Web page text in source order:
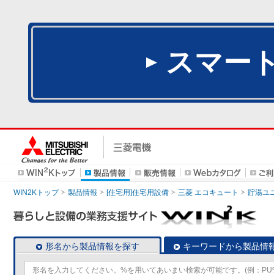
スマー
WIN2Kトップ 製品情報 [住宅用]住宅用設備 三菱 エコキュート 貯湯ユ
形名から製品情報を探す キーワードから製品情